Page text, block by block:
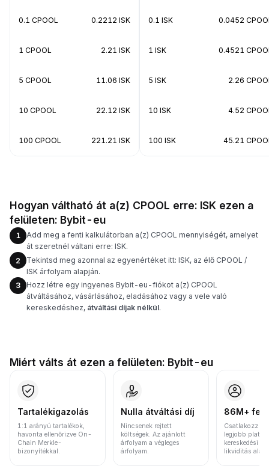
0.1 CPOOL 0.2212 ISK
1 CPOOL 2.21 ISK
5 CPOOL 11.06 ISK
10 CPOOL 22.12 ISK
100 CPOOL 221.21 ISK
0.1 ISK 0.0452
1 ISK 0.4521
5 ISK 2.26
10 ISK 4.52
100 ISK 45.21
Hogyan váltható át a(z) CPOOL erre: ISK ezen a
felületen: Bybit-eu
1
Add meg a fenti kalkulátorban a(z) CPOOL mennyiségét, amelyet
át szeretnél váltani erre: ISK.
2
Tekintsd meg azonnal az egyenértéket itt: ISK, az élő CPOOL /
ISK árfolyam alapján.
3
Hozz létre egy ingyenes Bybit-eu-fiókot a(z) CPOOL
átváltásához, vásárlásához, eladásához vagy a vele való
kereskedéshez, átváltási díjak nélkül.
Miért válts át ezen a felületen: Bybit-eu
Tartalékigazolás
1:1 arányú tartalékok,
havonta ellenőrizve On-
Chain Merkle-
bizonyítékkal.
Nulla átváltási díj
Nincsenek rejtett
költségek. Az ajánlott
árfolyam a végleges
árfolyam.
86M+
Csatlakozz a
legjobb
kereskedési
likviditás